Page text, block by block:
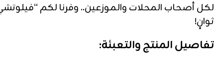
لكل أصحاب المحلات والموزعين.. وفرنا لكم
ثوانٍ!
تفاصيل المنتج والتعبئة: